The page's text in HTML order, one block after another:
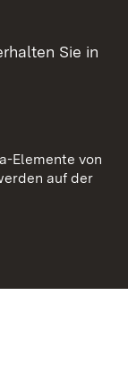
Sie in
Elemente von
auf der